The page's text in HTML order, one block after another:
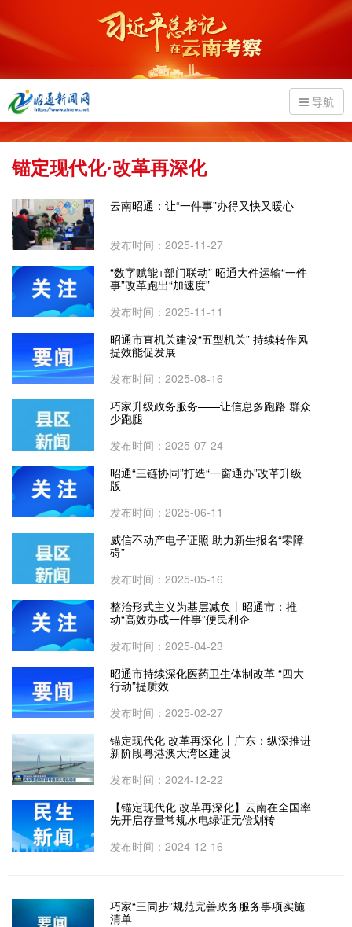
导航
锚定现代化·改革再深化
云南昭通：让“一件事”办得又快又暖心
发布时间：2025-11-27
“数字赋能+部门联动” 昭通大件运输“一件
事”改革跑出“加速度”
发布时间：2025-11-11
昭通市直机关建设“五型机关” 持续转作风
提效能促发展
发布时间：2025-08-16
巧家升级政务服务——让信息多跑路 群众
少跑腿
发布时间：2025-07-24
昭通“三链协同”打造“一窗通办”改革升级
版
发布时间：2025-06-11
威信不动产电子证照 助力新生报名“零障
碍”
发布时间：2025-05-16
整治形式主义为基层减负丨昭通市：推
动“高效办成一件事”便民利企
发布时间：2025-04-23
昭通市持续深化医药卫生体制改革 “四大
行动”提质效
发布时间：2025-02-27
锚定现代化 改革再深化丨广东：纵深推进
新阶段粤港澳大湾区建设
发布时间：2024-12-22
【锚定现代化 改革再深化】云南在全国率
先开启存量常规水电绿证无偿划转
发布时间：2024-12-16
巧家“三同步”规范完善政务服务事项实施
清单